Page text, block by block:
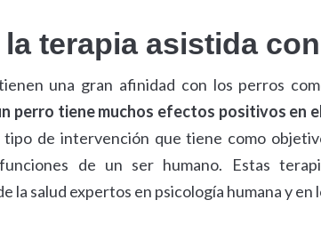
la terapia asistida
una gran afinidad con los perros
perro tiene muchos efectos positivos en
de intervención que tiene como
de un ser humano. Estas
la salud expertos en psicología humana y